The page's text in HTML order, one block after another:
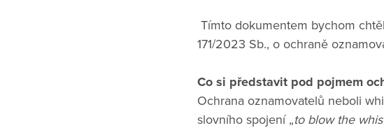
Tímto dokumentem bychom
171/2023 Sb., o ochraně
Co si představit pod pojmem
Ochrana oznamovatelů neboli
slovního spojení „to blow the